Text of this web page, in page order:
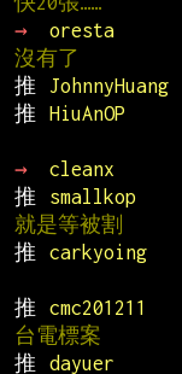
→
oresta
沒有了
推
JohnnyHuang
推
HiuAnOP
→
cleanx
推
smallkop
就是等被割
推
carkyoing
推
cmc201211
台電標案
推
dayuer